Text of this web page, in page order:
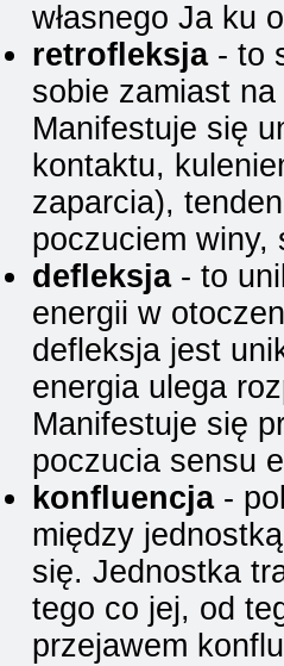
własnego Ja ku
retrofleksja- to
sobie zamiast
Manifestuje się
kontaktu,
zaparcia),
poczuciem winy,
defleksja- to
energii w
defleksja jest
energia ulega
Manifestuje się
poczucia sensu
konfluencja-
między
się. Jednostka
tego co jej, od
przejawem